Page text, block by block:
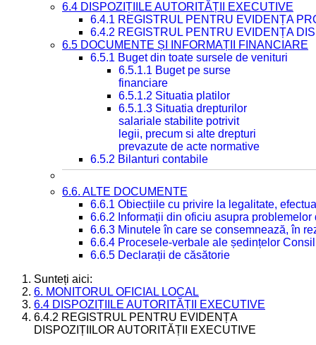
6.4 DISPOZIȚIILE AUTORITĂȚII EXECUTIVE
6.4.1 REGISTRUL PENTRU EVIDENȚA
6.4.2 REGISTRUL PENTRU EVIDENȚA
6.5 DOCUMENTE ȘI INFORMAȚII FINANCIARE
6.5.1 Buget din toate sursele de venituri
6.5.1.1 Buget pe surse
financiare
6.5.1.2 Situatia platilor
6.5.1.3 Situatia drepturilor
salariale stabilite potrivit
legii, precum si alte drepturi
prevazute de acte normative
6.5.2 Bilanturi contabile
6.6. ALTE DOCUMENTE
6.6.1 Obiecțiile cu privire la legalitate,
6.6.2 Informații din oficiu asupra
6.6.3 Minutele în care se consemnează, în
6.6.4 Procesele-verbale ale ședințelor
6.6.5 Declarații de căsătorie
Sunteți aici:
6. MONITORUL OFICIAL LOCAL
6.4 DISPOZIȚIILE AUTORITĂȚII EXECUTIVE
6.4.2 REGISTRUL PENTRU EVIDENȚA
DISPOZIȚIILOR AUTORITĂȚII EXECUTIVE